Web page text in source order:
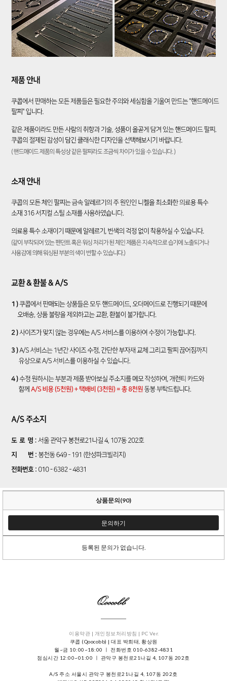
상품문의(90)
문의하기
등록된 문의가 없습니다.
이용약관 | 개인정보처리방침 | PC Ver.
쿠콥 (Qoocobb) | 대표 박희태, 황상원
월~금 10:00~18:00 ㅣ 전화번호 010-6382-4831
점심시간 12:00~01:00 ㅣ 관악구 봉천로21나길 4, 107동 202호
A/S 주소 서울시 관악구 봉천로21나길 4, 107동 202호